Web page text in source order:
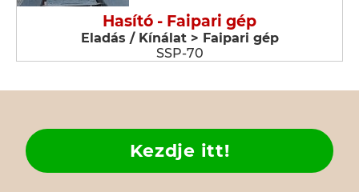
Hasító - Faipari gép
Eladás / Kínálat > Faipari gép
SSP-70
Kezdje itt!